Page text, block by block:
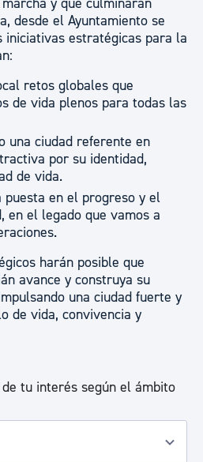
desde el Ayuntamiento se
iniciativas estratégicas para la
retos globales que
de vida plenos para todas las
una ciudad referente en
por su identidad,
de vida.
en el progreso y el
en el legado que vamos a
harán posible que
avance y construya su
una ciudad fuerte y
de vida, convivencia y
tu interés según el ámbito